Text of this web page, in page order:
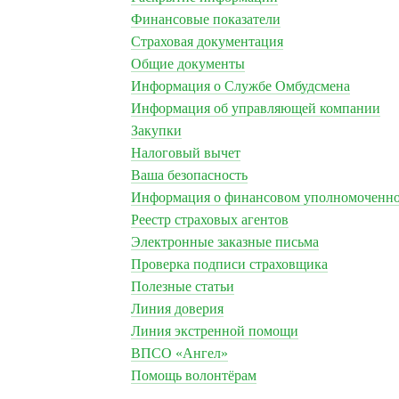
Финансовые показатели
Страховая документация
Общие документы
Информация о Службе Омбудсмена
Информация об управляющей компании
Закупки
Налоговый вычет
Ваша безопасность
Информация о финансовом
Реестр страховых агентов
Электронные заказные письма
Проверка подписи страховщика
Полезные статьи
Линия доверия
Линия экстренной помощи
ВПСО «Ангел»
Помощь волонтёрам